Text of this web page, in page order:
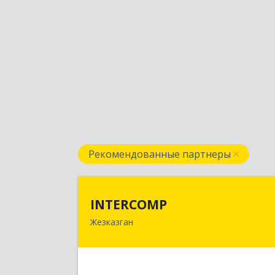
Рекомендованные партнеры
INTERCOMP
Жезказган100600, Республика Казахстан,